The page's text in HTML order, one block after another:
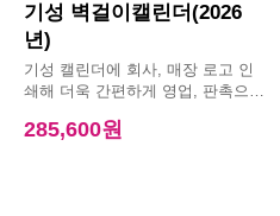
기성 벽걸이캘린더(2026
년)
기성 캘린더에 회사, 매장 로고 인
쇄해 더욱 간편하게 영업, 판촉으로
285,600원